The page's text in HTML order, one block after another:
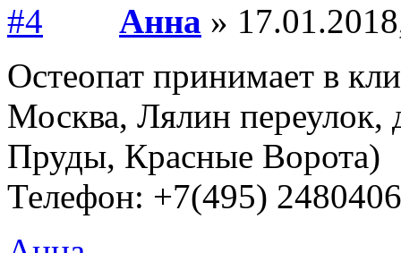
Анна »
Остеопат принимает в
Москва, Лялин переулок,
Пруды, Красные Ворота)
Телефон: +7(495) 2480406